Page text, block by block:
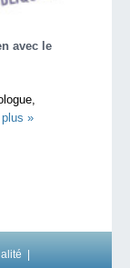
avec le
plus »